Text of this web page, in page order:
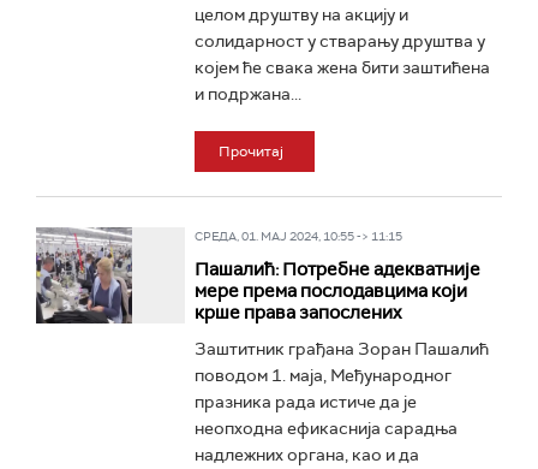
целом друштву на акцију и
солидарност у стварању друштва у
којем ће свака жена бити заштићена
и подржана...
Прочитај
СРЕДА, 01. МАЈ 2024, 10:55 -> 11:15
Пашалић: Потребне адекватније
мере према послодавцима који
крше права запослених
Заштитник грађана Зоран Пашалић
поводом 1. маја, Међународног
празника рада истиче да је
неопходна ефикаснија сарадња
надлежних органа, као и да